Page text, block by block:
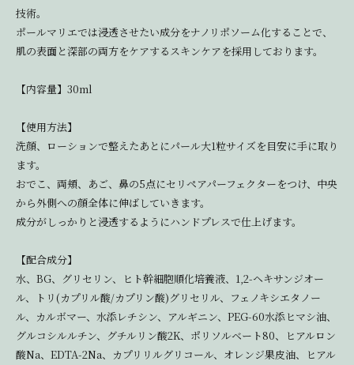
技術。
ポールマリエでは浸透させたい成分をナノリポソーム化することで、
肌の表面と深部の両方をケアするスキンケアを採用しております。
【内容量】30ml
【使用方法】
洗顔、ローションで整えたあとにパール大1粒サイズを目安に手に取り
ます。
おでこ、両頬、あご、鼻の5点にセリペアパーフェクターをつけ、中央
から外側への顔全体に伸ばしていきます。
成分がしっかりと浸透するようにハンドプレスで仕上げます。
【配合成分】
水、BG、グリセリン、ヒト幹細胞順化培養液、1,2-ヘキサンジオー
ル、トリ(カプリル酸/カプリン酸)グリセリル、フェノキシエタノー
ル、カルボマー、水添レチシン、アルギニン、PEG-60水添ヒマシ油、
グルコシルルチン、グチルリン酸2K、ポリソルベート80、ヒアルロン
酸Na、EDTA-2Na、カプリリルグリコール、オレンジ果皮油、ヒアル